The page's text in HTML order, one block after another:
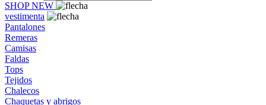
SHOP NEW
vestimenta
Pantalones
Remeras
Camisas
Faldas
Tops
Tejidos
Chalecos
Chaquetas y abrigos